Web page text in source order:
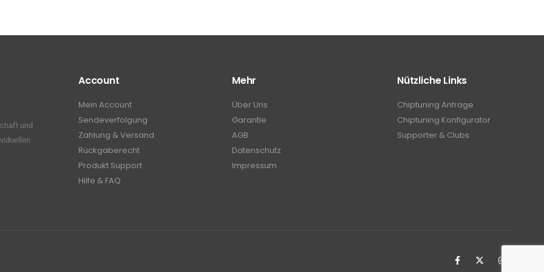
und
Account
Mein Account
Sendeverfolgung
Zahlung & Versand
Rückgaberecht
Produkt Support
Hilfe & FAQ
Mehr
Über Uns
Garantie
AGB
Datenschutz
Impressum
Nützliche Links
Chiptuning Anfrage
Chiptuning Konfigurator
Supporter & Clubs